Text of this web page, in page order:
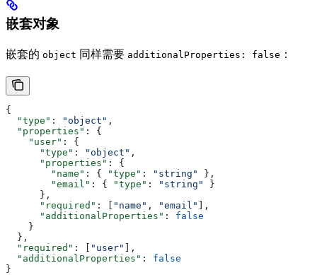
嵌套对象
嵌套的 object 同样需要 additionalProperties: false ：
{
  "type"
: "object" ,
  "properties"
: {
    "user"
: {
      "type"
: "object" ,
      "properties"
: {
        "name"
: { "type" : "string"
},
        "email"
: { "type" : "string"
}
      },
      "required"
: [ "name" , "email"
],
      "additionalProperties"
: false
    }
  },
  "required"
: [ "user"
],
  "additionalProperties"
: false
}